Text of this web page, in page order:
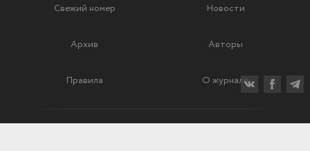
Свежий номер Новости
Архив Авторы
Правила О журнале